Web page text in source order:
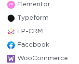
Elementor
Typeform
LP-CRM
Facebook
WooCommerce